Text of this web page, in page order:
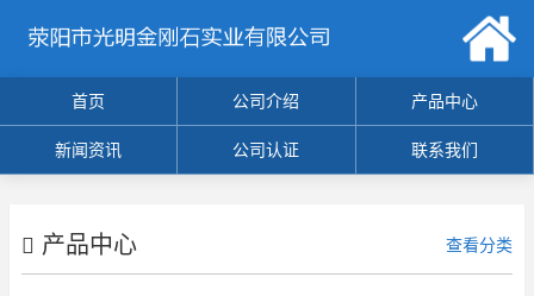
首页 公司介绍 产品中心
新闻资讯 公司认证 联系我们
产品中心 查看分类